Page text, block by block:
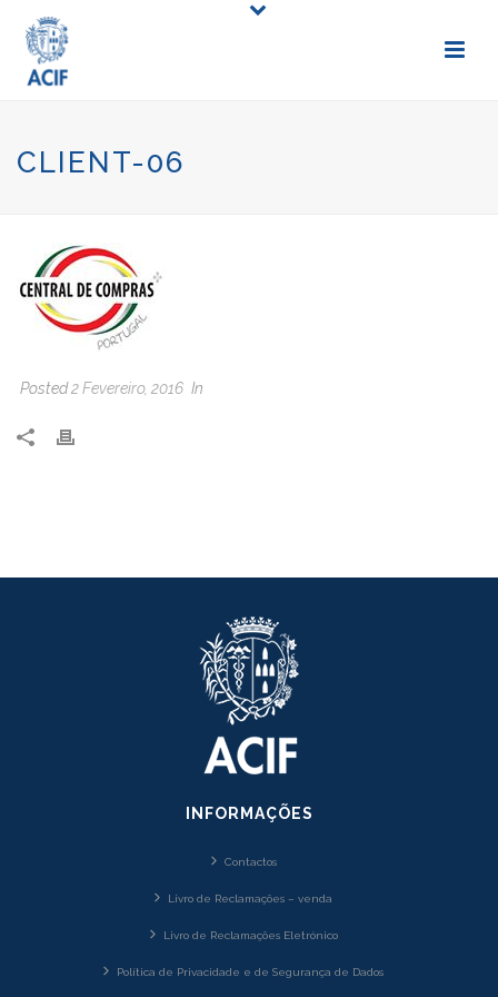
CLIENT-06
Posted2 Fevereiro, 2016 In
INFORMAÇÕES
Contactos
Livro de Reclamações – venda
Livro de Reclamações Eletrónico
Política de Privacidade e de Segurança de Dados